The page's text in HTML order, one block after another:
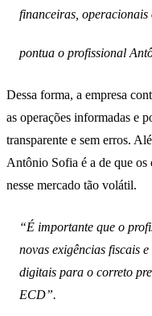
financeiras, operacionais
pontua o profissional
Dessa forma, a empresa
as operações informadas e
transparente e sem erros.
Antônio Sofia é a de que os
nesse mercado tão volátil.
“É importante que o
novas exigências fiscais
digitais para o correto
ECD”.